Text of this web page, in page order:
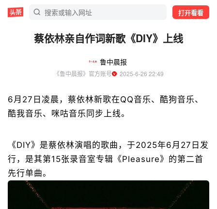
打开看看
蔡依林亲自作词新歌《DIY》上线
鲁中晨报
《鲁中晨报》官方账号
  2025-6-26 22:49
6月27日凌晨，蔡依林新歌在QQ音乐、酷狗音乐、
酷我音乐、咪咕音乐同步上线。
《DIY》是蔡依林演唱的歌曲，于2025年6月27日发
行，是其第15张录音室专辑《Pleasure》的第二首
先行单曲。